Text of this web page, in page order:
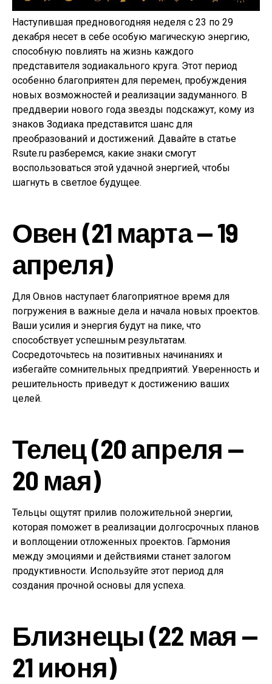
Наступившая предновогодняя неделя с 23 по 29
декабря несет в себе особую магическую энергию,
способную повлиять на жизнь каждого
представителя зодиакального круга. Этот период
особенно благоприятен для перемен, пробуждения
новых возможностей и реализации задуманного. В
преддверии нового года звезды подскажут, кому из
знаков Зодиака представится шанс для
преобразований и достижений. Давайте в статье
Rsute.ru разберемся, какие знаки смогут
воспользоваться этой удачной энергией, чтобы
шагнуть в светлое будущее.
Овен (21 марта — 19
апреля)
Для Овнов наступает благоприятное время для
погружения в важные дела и начала новых проектов.
Ваши усилия и энергия будут на пике, что
способствует успешным результатам.
Сосредоточьтесь на позитивных начинаниях и
избегайте сомнительных предприятий. Уверенность и
решительность приведут к достижению ваших
целей.
Телец (20 апреля —
20 мая)
Тельцы ощутят прилив положительной энергии,
которая поможет в реализации долгосрочных планов
и воплощении отложенных проектов. Гармония
между эмоциями и действиями станет залогом
продуктивности. Используйте этот период для
создания прочной основы для успеха.
Близнецы (22 мая —
21 июня)